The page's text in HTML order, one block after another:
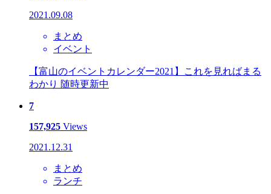
2021.09.08
まとめ
イベント
【富山のイベントカレンダー2021】これを見ればまる
わかり 随時更新中
7
157,925 Views
2021.12.31
まとめ
ランチ